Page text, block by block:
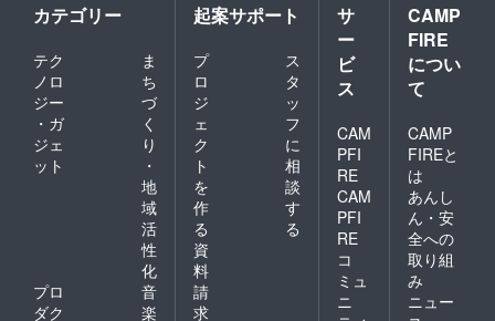
カテゴリー
テク
ノロ
ジー
・ガ
ジェ
ット
ま
ち
づ
く
り
・
地
域
活
性
化
プロ
ダク
音
楽
起案サポート
プ
ロ
ジ
ェ
ク
ト
を
作
る
ス
タ
ッ
フ
に
相
談
す
る
資
料
請
求
サ
ー
ビ
ス
CAM
PFI
RE
CAM
PFI
RE
コ
ミュ
ニ
CAMP
FIRE
につい
て
CAMP
FIREと
は
あんし
ん・安
全への
取り組
み
ニュー